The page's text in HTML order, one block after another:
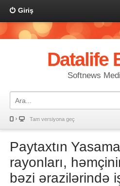
Giriş
Datalife
Softnews
Tam versiyona geç
Paytaxtın
rayonları,
bəzi ərazilərində